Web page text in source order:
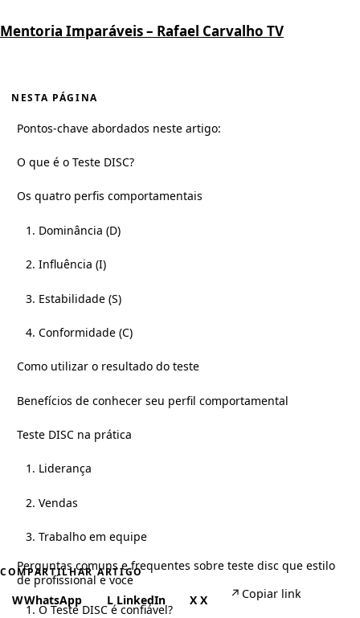
Mentoria Imparáveis – Rafael Carvalho TV
NESTA PÁGINA
Pontos-chave abordados neste artigo:
O que é o Teste DISC?
Os quatro perfis comportamentais
1. Dominância (D)
2. Influência (I)
3. Estabilidade (S)
4. Conformidade (C)
Como utilizar o resultado do teste
Benefícios de conhecer seu perfil comportamental
Teste DISC na prática
1. Liderança
2. Vendas
3. Trabalho em equipe
Perguntas comuns e frequentes sobre teste disc que estilo
de profissional e voce
1. O Teste DISC é confiável?
COMPARTILHAR ARTIGO
WWhatsApp L LinkedIn X X ↗ Copiar link